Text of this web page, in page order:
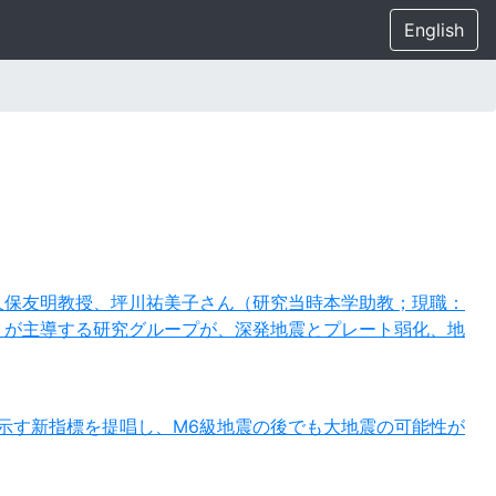
English
友明教授、坪川祐美子さん（研究当時本学助教；現職：
主導する研究グループが、深発地震とプレート弱化、地
新指標を提唱し、M6級地震の後でも大地震の可能性が